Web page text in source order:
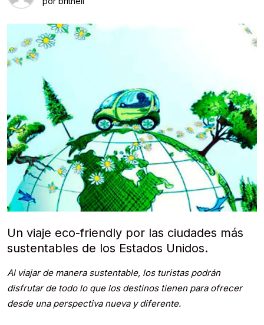
Un viaje eco-friendly por las ciudades más
sustentables de los Estados Unidos.
Al viajar de manera sustentable, los turistas podrán
disfrutar de todo lo que los destinos tienen para ofrecer
desde una perspectiva nueva y diferente.